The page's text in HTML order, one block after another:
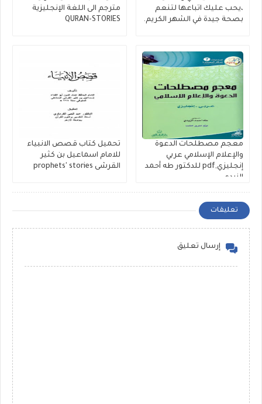
،يحب عليك اتباعها لتنعم
بصحة جيدة في الشهر الكريم.
مترجم الى اللغة الإنجليزية
QURAN-STORIES
معجم مصطلحات الدعوة
والإعلام الإسلامي عربي
إنجليزي,pdf للدكتور طه أحمد
الزيدي
تحميل كتاب قصص الانبياء
للامام اسماعيل بن كثير
القرشى prophets' stories
تعليقات
إرسال تعليق